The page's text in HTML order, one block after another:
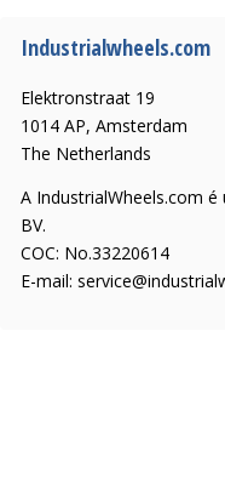
Industrialwheels.com
Elektronstraat 19
1014 AP, Amsterdam
The Netherlands
A IndustrialWheels.com
BV.
COC: No.33220614
E-mail: